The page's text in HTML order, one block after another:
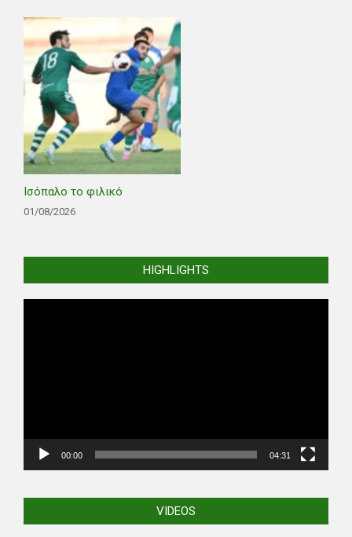
Ισόπαλο το φιλικό
01/08/2026
HIGHLIGHTS
00:00 04:31
VIDEOS